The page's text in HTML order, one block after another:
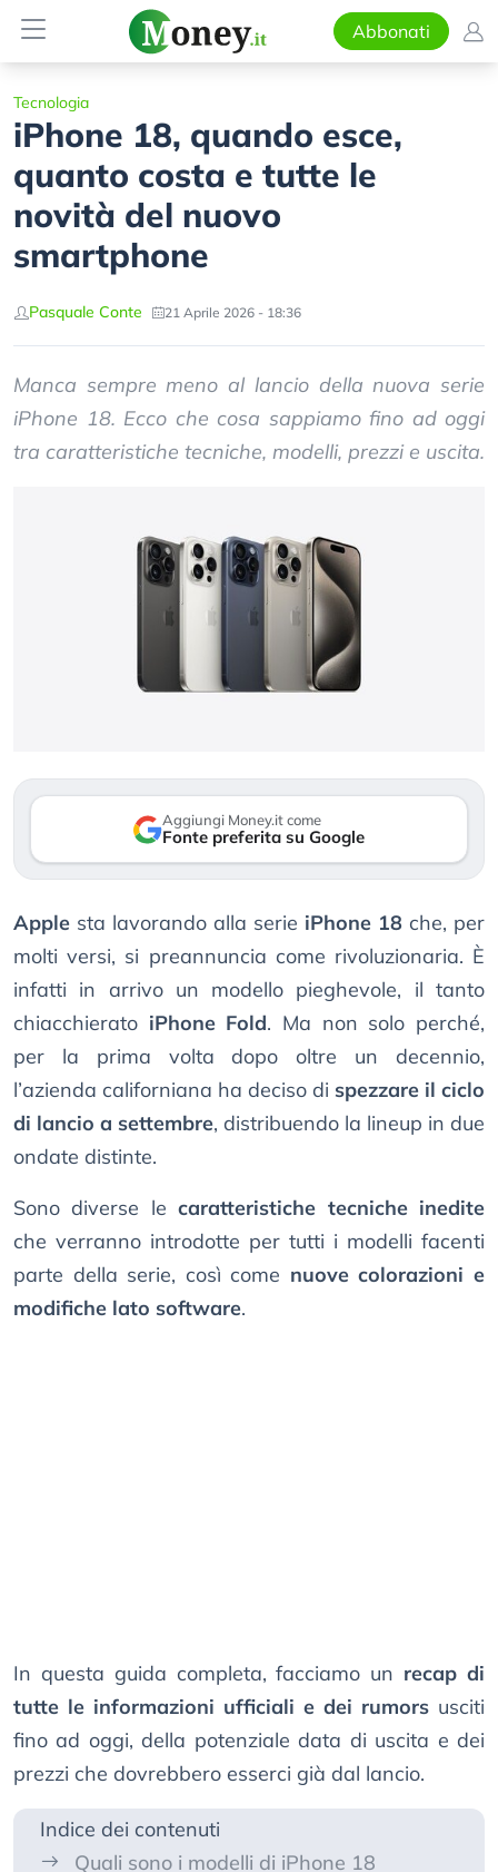
Abbonati
Tecnologia
iPhone 18, quando esce,
quanto costa e tutte le
novità del nuovo
smartphone
Pasquale Conte 21 Aprile 2026 - 18:36
Manca sempre meno al lancio della nuova serie
iPhone 18. Ecco che cosa sappiamo fino ad oggi
tra caratteristiche tecniche, modelli, prezzi e uscita.
Aggiungi Money.it come
Fonte preferita su Google
Apple sta lavorando alla serie iPhone 18 che, per
molti versi, si preannuncia come rivoluzionaria. È
infatti in arrivo un modello pieghevole, il tanto
chiacchierato iPhone Fold. Ma non solo perché,
per la prima volta dopo oltre un decennio,
l’azienda californiana ha deciso di spezzare il ciclo
di lancio a settembre, distribuendo la lineup in due
ondate distinte.
Sono diverse lecaratteristiche tecniche inedite
che verranno introdotte per tutti i modelli facenti
parte della serie, così come nuove colorazioni e
modifiche lato software.
In questa guida completa, facciamo un recap di
tutte le informazioni ufficiali e dei rumors usciti
fino ad oggi, della potenziale data di uscita e dei
prezzi che dovrebbero esserci già dal lancio.
Indice dei contenuti
Quali sono i modelli di iPhone 18